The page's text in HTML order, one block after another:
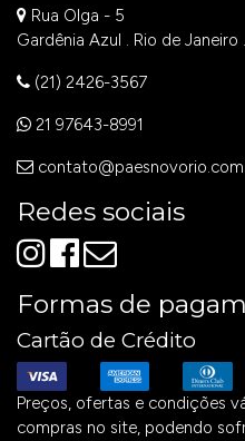
Rua Olga - 5
Gardênia Azul . Rio de Janeiro
(21) 2426-3567
21 97643-8991
Redes sociais
Formas de
Cartão de Crédito
Preços, ofertas e condições
compras no site, podendo